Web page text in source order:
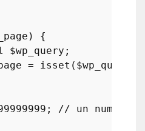
) {
$wp_query ;
= isset ( $wp_query
; // un număr